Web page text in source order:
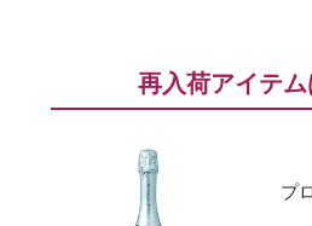
再入荷アイテ
プ